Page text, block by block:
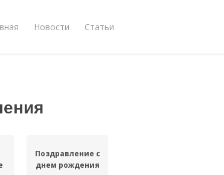
Новости Статьи
Поздравление с
днем рождения